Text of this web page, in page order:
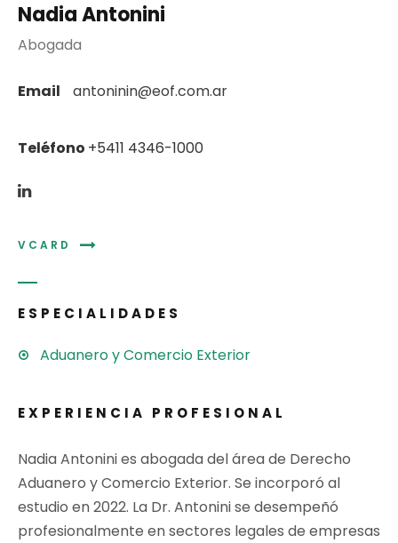
Nadia Antonini
Abogada
Email antoninin@eof.com.ar
Teléfono +5411 4346-1000
VCARD
ESPECIALIDADES
Aduanero y Comercio Exterior
EXPERIENCIA PROFESIONAL
Nadia Antonini es abogada del área de Derecho
Aduanero y Comercio Exterior. Se incorporó al
estudio en 2022. La Dr. Antonini se desempeñó
profesionalmente en sectores legales de empresas